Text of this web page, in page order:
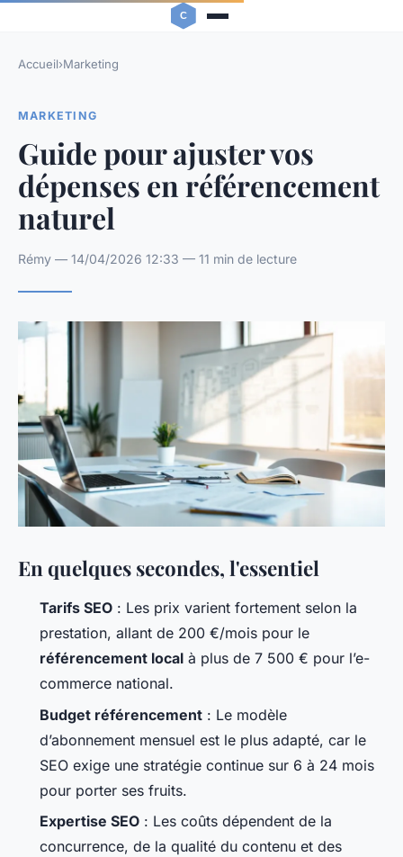
Accueil›Marketing
MARKETING
Guide pour ajuster vos
dépenses en référencement
naturel
Rémy — 14/04/2026 12:33 — 11 min de lecture
En quelques secondes, l'essentiel
Tarifs SEO : Les prix varient fortement selon la
prestation, allant de 200 €/mois pour le
référencement local à plus de 7 500 € pour l’e-
commerce national.
Budget référencement : Le modèle
d’abonnement mensuel est le plus adapté, car le
SEO exige une stratégie continue sur 6 à 24 mois
pour porter ses fruits.
Expertise SEO : Les coûts dépendent de la
concurrence, de la qualité du contenu et des